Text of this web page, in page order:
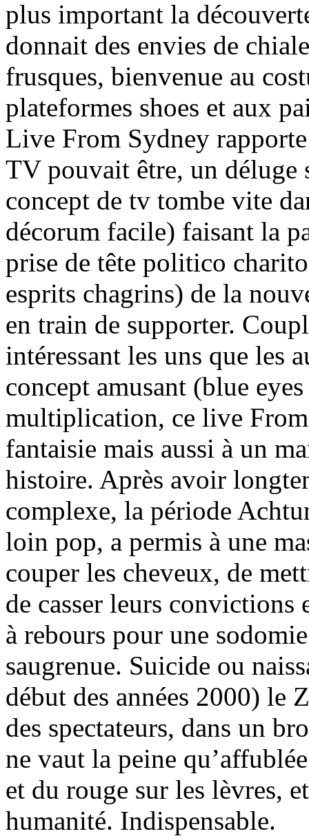
plus important la
donnait des envies de
frusques, bienvenue au
plateformes shoes et aux
Live From Sydney
TV pouvait être, un déluge
concept de tv tombe vite
décorum facile) faisant la
prise de tête politico
esprits chagrins) de la
en train de supporter.
intéressant les uns que les
concept amusant (blue
multiplication, ce live
fantaisie mais aussi à un
histoire. Après avoir
complexe, la période
loin pop, a permis à une
couper les cheveux, de
de casser leurs convictions
à rebours pour une
saugrenue. Suicide ou
début des années 2000) le
des spectateurs, dans un
ne vaut la peine
et du rouge sur les lèvres,
humanité. Indispensable.